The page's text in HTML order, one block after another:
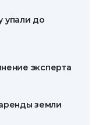
упали до
эксперта
земли